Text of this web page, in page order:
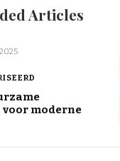
Articles
2025
moderne